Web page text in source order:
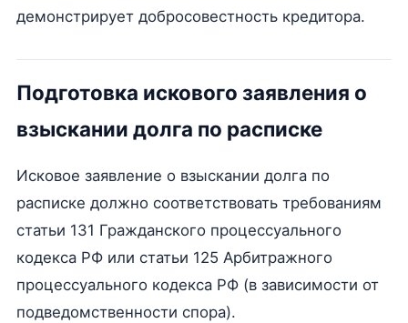
демонстрирует добросовестность кредитора.
Подготовка искового заявления о
взыскании долга по расписке
Исковое заявление о взыскании долга по
расписке должно соответствовать требованиям
статьи 131 Гражданского процессуального
кодекса РФ или статьи 125 Арбитражного
процессуального кодекса РФ (в зависимости от
подведомственности спора).